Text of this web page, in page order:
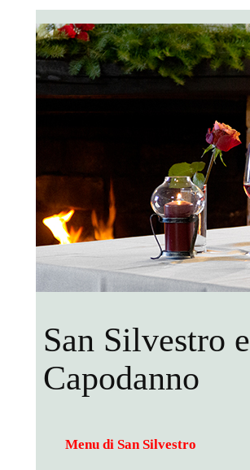
San Silvestro e
Capodanno
Menu di San Silvestro